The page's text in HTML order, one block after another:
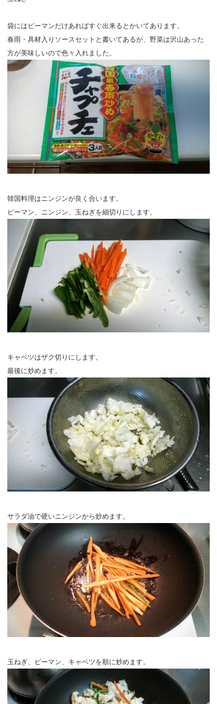
袋にはピーマンだけあればすぐ出来るとかいてあります。
春雨・具材入りソースセットと書いてあるが、野菜は沢山あった
方が美味しいので色々入れました。
韓国料理はニンジンが良く合います。
ピーマン、ニンジン、玉ねぎを細切りにします。
キャベツはザク切りにします。
最後に炒めます。
サラダ油で硬いニンジンから炒めます。
玉ねぎ、ピーマン、キャベツを順に炒めます。